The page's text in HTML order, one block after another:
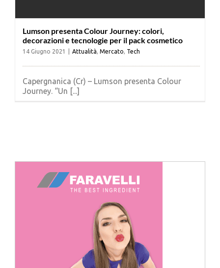
Lumson presenta Colour Journey: colori,
decorazioni e tecnologie per il pack cosmetico
14 Giugno 2021 Attualità Mercato Tech
Capergnanica (Cr) – Lumson presenta Colour
Journey. “Un [...]